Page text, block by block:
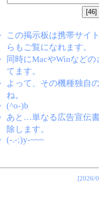
この掲示板は携帯サイ
らもご覧になれます。
同時にMacやWinなど
てます。
よって、その機種独自
ね。
(^o-)b
あと…単なる広告宣伝
除します。
(-.-;)y-~~~
[2026/